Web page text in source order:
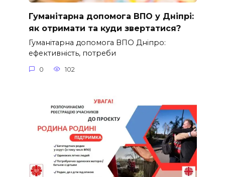
Гуманітарна допомога ВПО у Дніпрі:
як отримати та куди звертатися?
Гуманітарна допомога ВПО Дніпро:
ефективність, потреби
0 102